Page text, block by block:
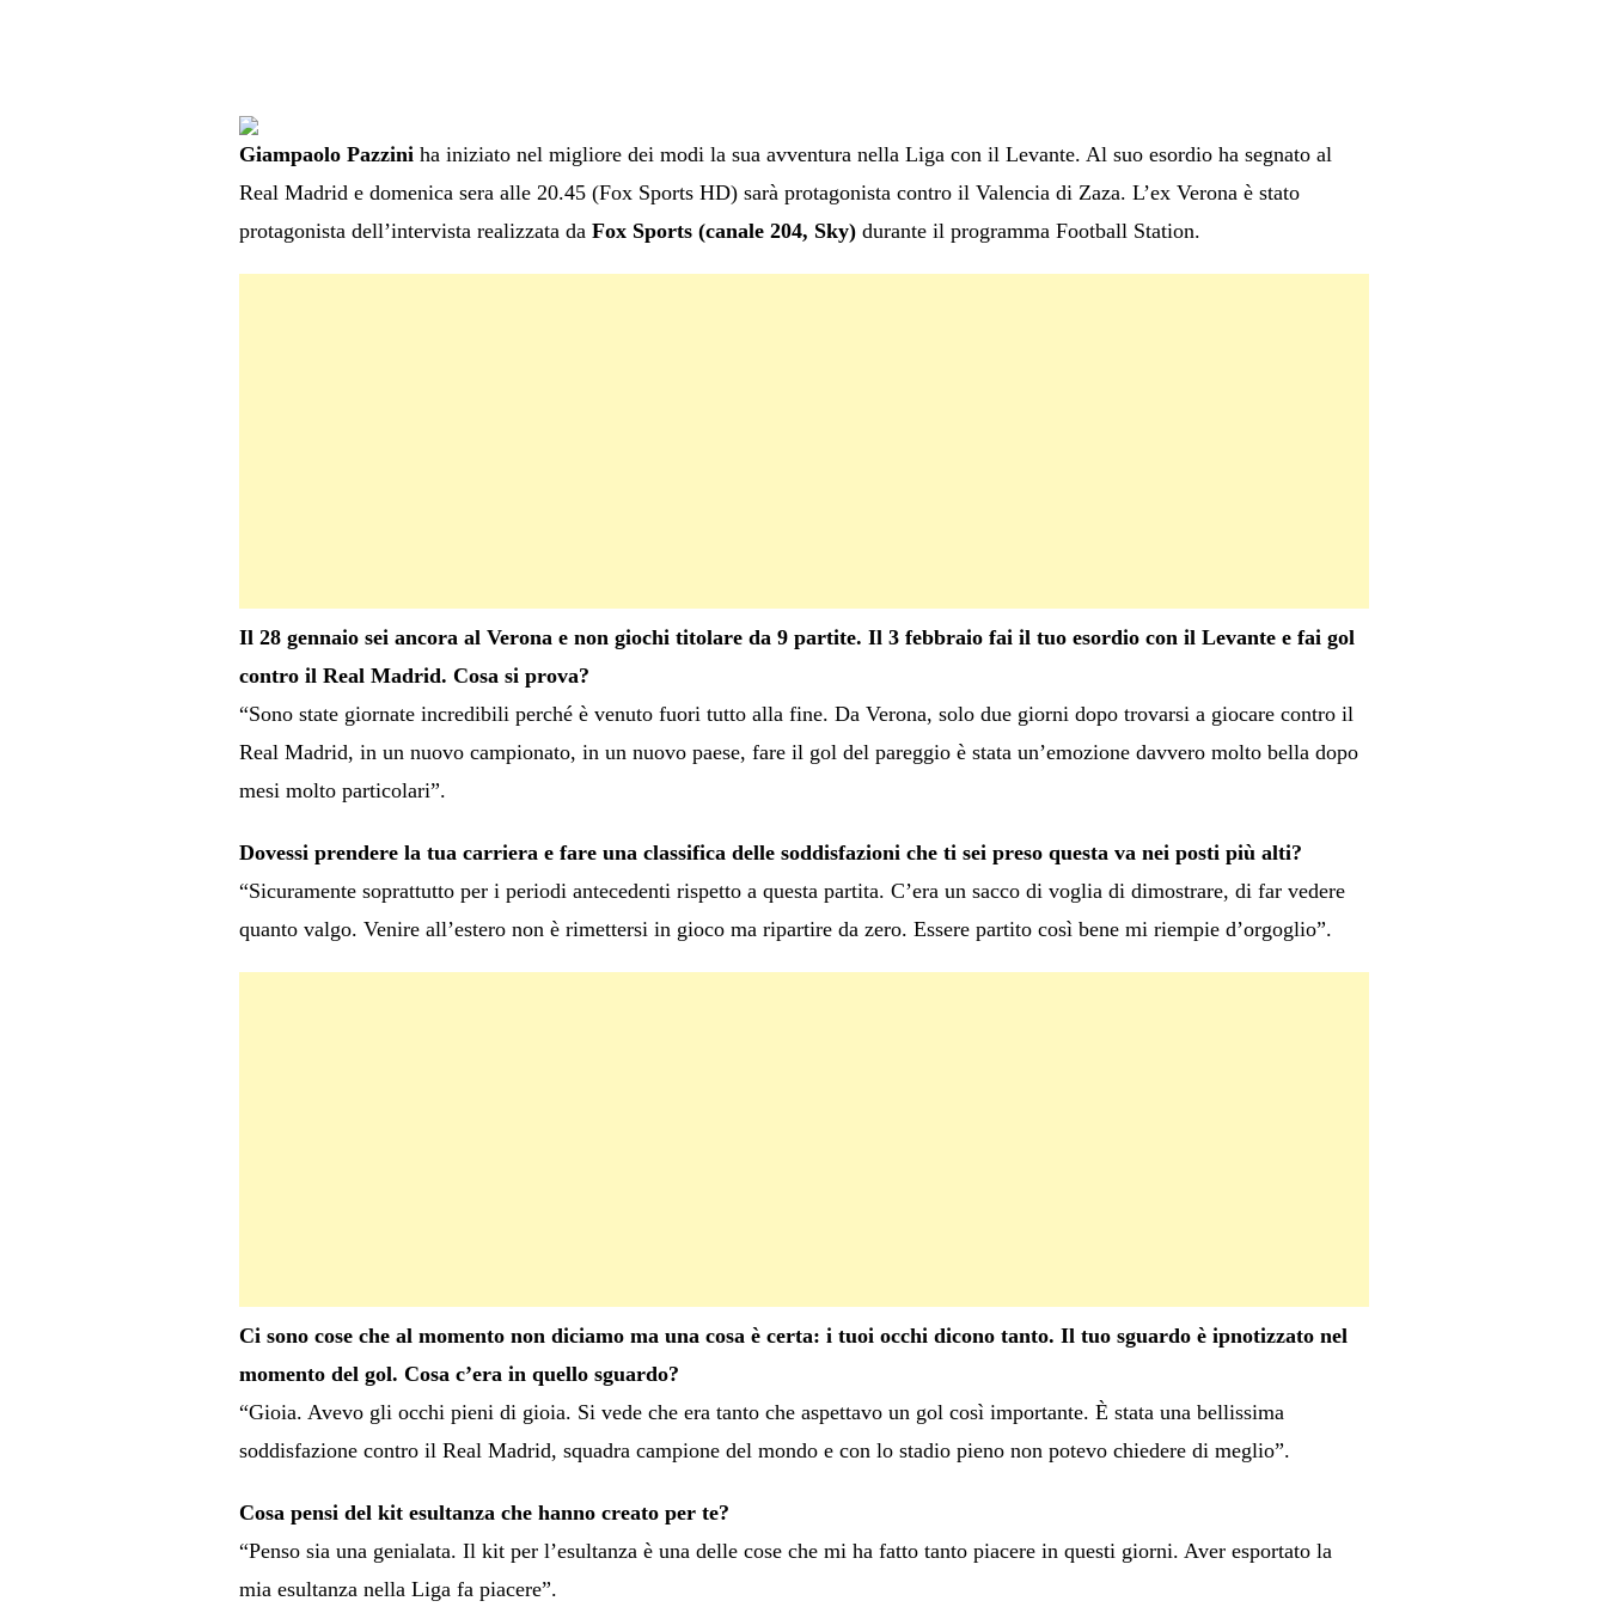
Giampaolo Pazziniha iniziato nel migliore dei modi la sua avventura nella Liga con il Levante. Al suo esordio ha segnato al
Real Madrid e domenica sera alle 20.45 (Fox Sports HD) sarà protagonista contro il Valencia di Zaza. L’ex Verona è stato
protagonista dell’intervista realizzata daFox Sports (canale 204, Sky)durante il programma Football Station.
Il 28 gennaio sei ancora al Verona e non giochi titolare da 9 partite. Il 3 febbraio fai il tuo esordio con il Levante e fai gol
contro il Real Madrid. Cosa si prova?
“Sono state giornate incredibili perché è venuto fuori tutto alla fine. Da Verona, solo due giorni dopo trovarsi a giocare contro il
Real Madrid, in un nuovo campionato, in un nuovo paese, fare il gol del pareggio è stata un’emozione davvero molto bella dopo
mesi molto particolari”.
Dovessi prendere la tua carriera e fare una classifica delle soddisfazioni che ti sei preso questa va nei posti più alti?
“Sicuramente soprattutto per i periodi antecedenti rispetto a questa partita. C’era un sacco di voglia di dimostrare, di far vedere
quanto valgo. Venire all’estero non è rimettersi in gioco ma ripartire da zero. Essere partito così bene mi riempie d’orgoglio”.
Ci sono cose che al momento non diciamo ma una cosa è certa: i tuoi occhi dicono tanto. Il tuo sguardo è ipnotizzato nel
momento del gol. Cosa c’era in quello sguardo?
“Gioia. Avevo gli occhi pieni di gioia. Si vede che era tanto che aspettavo un gol così importante. È stata una bellissima
soddisfazione contro il Real Madrid, squadra campione del mondo e con lo stadio pieno non potevo chiedere di meglio”.
Cosa pensi del kit esultanza che hanno creato per te?
“Penso sia una genialata. Il kit per l’esultanza è una delle cose che mi ha fatto tanto piacere in questi giorni. Aver esportato la
mia esultanza nella Liga fa piacere”.